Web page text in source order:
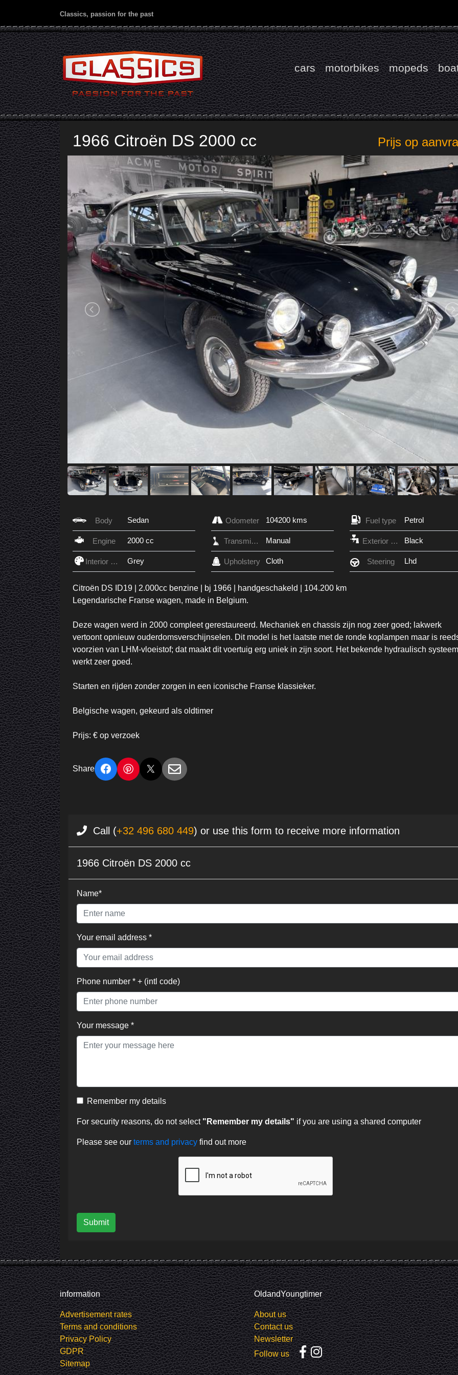
Classics, passion for the past
cars motorbikes mopeds
1966 Citroën DS 2000 cc Prijs op
Body Sedan Odometer 104200 kms Fuel type Petrol
Engine 2000 cc Transmission Manual Exterior Color Black
Interior Color Grey Upholstery Cloth Steering Lhd
Citroën DS ID19 | 2.000cc benzine | bj 1966 | handgeschakeld | 104.200 km
Legendarische Franse wagen, made in Belgium.
Deze wagen werd in 2000 compleet gerestaureerd. Mechaniek en chassis zijn nog zeer goed; lakwerk
vertoont opnieuw ouderdomsverschijnselen. Dit model is het laatste met de ronde koplampen maar is
voorzien van LHM-vloeistof; dat maakt dit voertuig erg uniek in zijn soort. Het bekende hydraulisch systeem
werkt zeer goed.
Starten en rijden zonder zorgen in een iconische Franse klassieker.
Belgische wagen, gekeurd als oldtimer
Prijs: € op verzoek
Share
Call (+32 496 680 449) or use this form to receive more information
1966 Citroën DS 2000 cc
Name*
Your email address *
Phone number * + (intl code)
Your message *
Remember my details
For security reasons, do not select "Remember my details" if you are using a shared computer
Please see our terms and privacy find out more
Submit
information
Advertisement rates
Terms and conditions
Privacy Policy
GDPR
Sitemap
OldandYoungtimer
About us
Contact us
Newsletter
Follow us